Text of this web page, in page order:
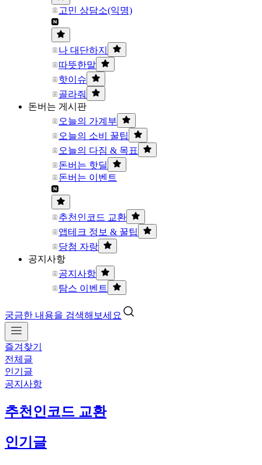
고민 상담소(익명)
나 대단하지
따뜻한말
핫이슈
골라줘
돈버는 게시판
오늘의 가계부
오늘의 소비 꿀팁
오늘의 다짐 & 목표
돈버는 핫딜
돈버는 이벤트
추천인코드 교환
앱테크 정보 & 꿀팁
당첨 자랑
공지사항
공지사항
탐스 이벤트
궁금한 내용을 검색해보세요
즐겨찾기
전체글
인기글
공지사항
추천인코드 교환
인기글